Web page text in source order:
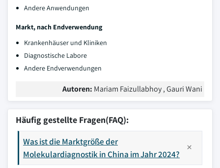
Andere Anwendungen
Markt, nach Endverwendung
Krankenhäuser und Kliniken
Diagnostische Labore
Andere Endverwendungen
Autoren: Mariam Faizullabhoy , Gauri Wani
Häufig gestellte Fragen(FAQ):
Was ist die Marktgröße der
Molekulardiagnostik in China im Jahr 2024?